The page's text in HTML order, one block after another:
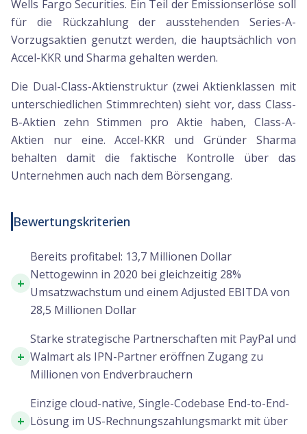
Wells Fargo Securities. Ein Teil der Emissionserlöse soll
für die Rückzahlung der ausstehenden Series-A-
Vorzugsaktien genutzt werden, die hauptsächlich von
Accel-KKR und Sharma gehalten werden.
Die Dual-Class-Aktienstruktur (zwei Aktienklassen mit
unterschiedlichen Stimmrechten) sieht vor, dass Class-
B-Aktien zehn Stimmen pro Aktie haben, Class-A-
Aktien nur eine. Accel-KKR und Gründer Sharma
behalten damit die faktische Kontrolle über das
Unternehmen auch nach dem Börsengang.
Bewertungskriterien
+
Bereits profitabel: 13,7 Millionen Dollar
Nettogewinn in 2020 bei gleichzeitig 28%
Umsatzwachstum und einem Adjusted EBITDA von
28,5 Millionen Dollar
+
Starke strategische Partnerschaften mit PayPal und
Walmart als IPN-Partner eröffnen Zugang zu
Millionen von Endverbrauchern
+
Einzige cloud-native, Single-Codebase End-to-End-
Lösung im US-Rechnungszahlungsmarkt mit über